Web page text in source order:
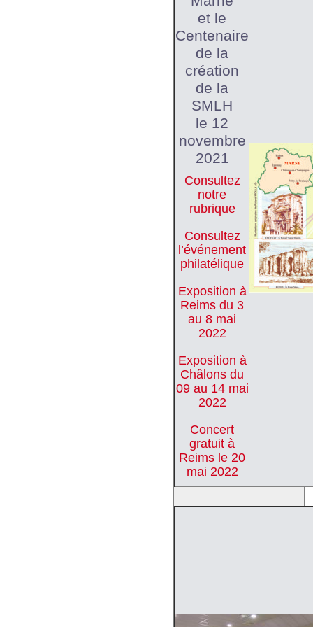
et le
Centenaire
de la
création
de la
SMLH
le 12
novembre
2021
Consultez
notre
rubrique
Consultez
l’événement
philatélique
Exposition à
Reims du 3
au 8 mai
2022
Exposition à
Châlons du
09 au 14 mai
2022
Concert
gratuit à
Reims le 20
mai 2022